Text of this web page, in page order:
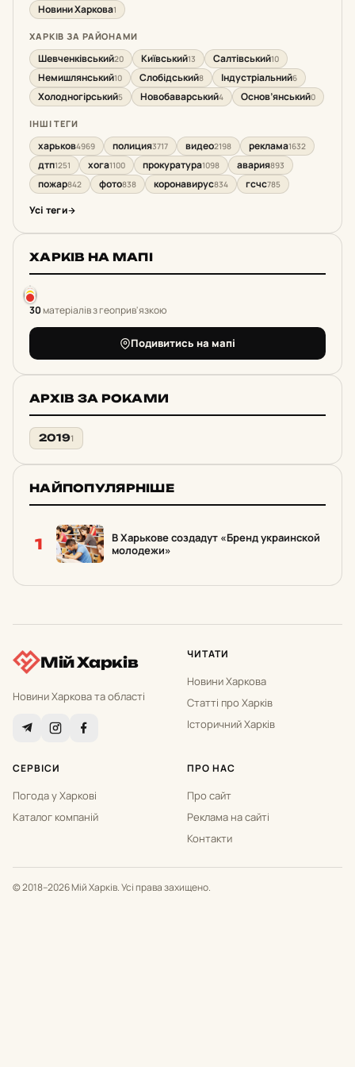
Новини Харкова1
ХАРКІВ ЗА РАЙОНАМИ
Шевченківський20 Київський13 Салтівський10
Немишлянський10 Слобідський8 Індустріальний6
Холодногірський5 Новобаварський4 Основ’янський0
ІНШІ ТЕГИ
харьков4969 полиция3717 видео2198 реклама1632
дтп1251 хога1100 прокуратура1098 авария893
пожар842 фото838 коронавирус834 гсчс785
Усі теги
ХАРКІВ НА МАПІ
30матеріалів з геоприв'язкою
Подивитись на мапі
АРХІВ ЗА РОКАМИ
20191
НАЙПОПУЛЯРНІШЕ
1
В Харькове создадут «Бренд украинской
молодежи»
Мій Харків
Новини Харкова та області
ЧИТАТИ
Новини Харкова
Статті про Харків
Історичний Харків
СЕРВІСИ
Погода у Харкові
Каталог компаній
ПРО НАС
Про сайт
Реклама на сайті
Контакти
© 2018–2026 Мій Харків. Усі права захищено.